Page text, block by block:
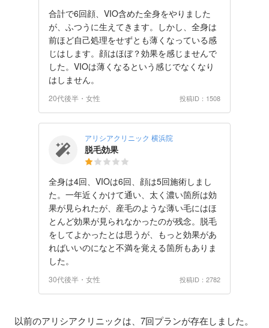
合計で6回顔、VIO含めた全身をやりました
が、ふつうに生えてきます。しかし、全身は
前ほど自己処理をせずとも薄くなっている感
じはします。顔はほぼ？効果を感じませんで
した。VIOは薄くなるという感じでなくなり
はしません。
20代後半・女性 投稿ID：1508
アリシアクリニック 横浜院
脱毛効果
全身は4回、VIOは6回、顔は5回施術しまし
た。一年近くかけて通い、太く濃い箇所は効
果が見られたが、産毛のような薄い毛にはほ
とんど効果が見られなかったのが残念。脱毛
をしてよかったとは思うが、もっと効果があ
ればいいのになと不満を覚える箇所もありま
した。
30代後半・女性 投稿ID：2782
以前のアリシアクリニックは、7回プランが存在しました。